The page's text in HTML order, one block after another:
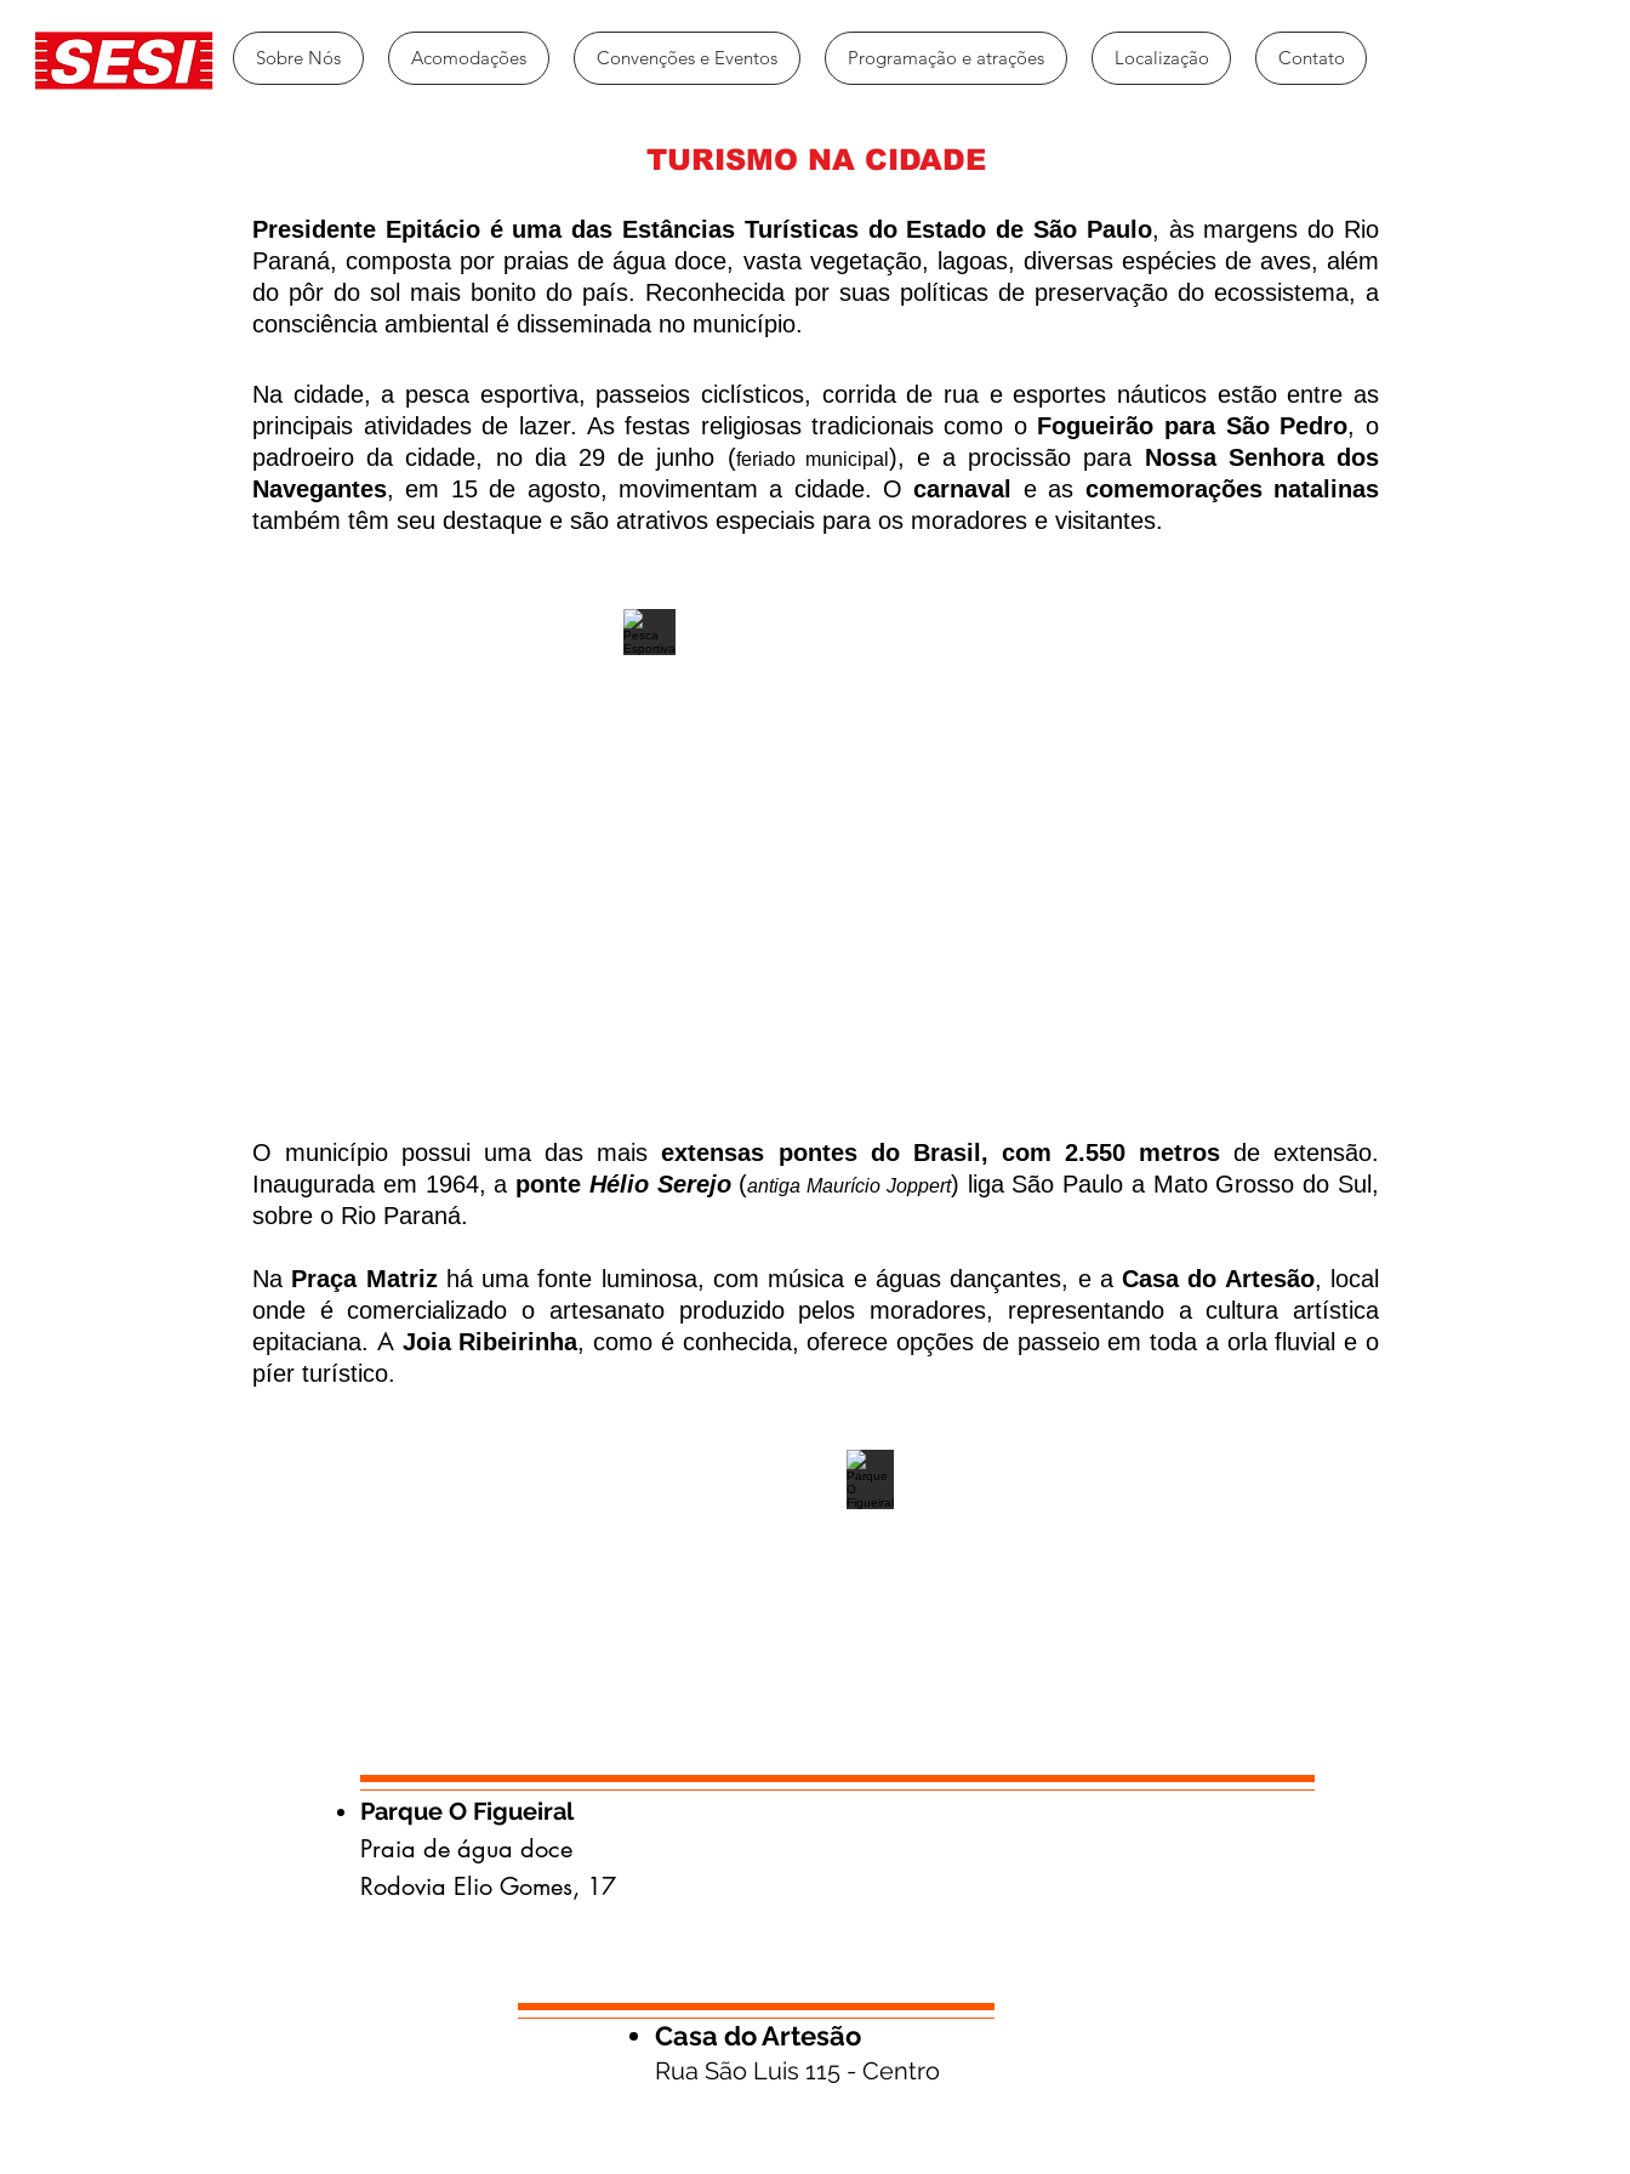
Sobre Nós Acomodações Convenções e Eventos Programação e atrações Localização Contato
TURISMO NA CIDADE
Presidente Epitácio é uma das Estâncias Turísticas do Estado de São Paulo, às margens do Rio
Paraná, composta por praias de água doce, vasta vegetação, lagoas, diversas espécies de aves, além
do pôr do sol mais bonito do país. Reconhecida por suas políticas de preservação do ecossistema, a
consciência ambiental é disseminada no município.
Na cidade, a pesca esportiva, passeios ciclísticos, corrida de rua e esportes náuticos estão entre as
principais atividades de lazer. As festas religiosas tradicionais como o Fogueirão para São Pedro, o
padroeiro da cidade, no dia 29 de junho (feriado municipal ), e a procissão para Nossa Senhora dos
Navegantes, em 15 de agosto, movimentam a cidade. Ocarnaval e as comemorações natalinas
também têm seu destaque e são atrativos especiais para os moradores e visitantes.
O município possui uma das maisextensas pontes do Brasil, com 2.550 metrosde extensão.
Inaugurada em 1964, a ponte Hélio Serejo(antiga Maurício Joppert) liga São Paulo a Mato Grosso do Sul,
sobre o Rio Paraná.
Na Praça Matrizhá uma fonte luminosa, com música e águas dançantes, e aCasa do Artesão, local
onde é comercializado o artesanato produzido pelos moradores, representando a cultura artística
epitaciana. A Joia Ribeirinha, como é conhecida, oferece opções de passeio em toda a orla fluvial e o
píer turístico.
Parque O Figueiral
Praia de água doce
Rodovia Elio Gomes, 17
Casa do Artesão
Rua São Luis 115 - Centro